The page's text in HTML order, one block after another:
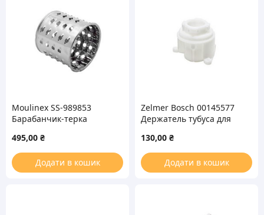
Moulinex SS-989853
Барабанчик-терка
495,00 ₴
Додати в кошик
Zelmer Bosch 00145577
Держатель тубуса для
130,00 ₴
Додати в кошик